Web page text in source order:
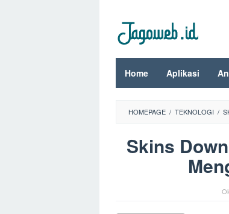
konten
Home Aplikasi
HOMEPAGE / TEKNOLOGI /
Skins